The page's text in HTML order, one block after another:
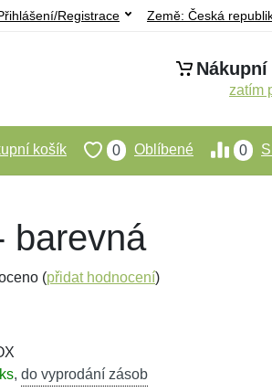
Země: Česká
Registrace
zatím
0
0 Oblíbené
košík
barevná
(přidat hodnocení)
, do vyprodání zásob